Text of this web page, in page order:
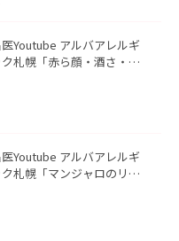
Youtube アルバアレルギ
札幌「赤ら顔・酒さ・ニ
Youtube アルバアレルギ
札幌「マンジャロのリア